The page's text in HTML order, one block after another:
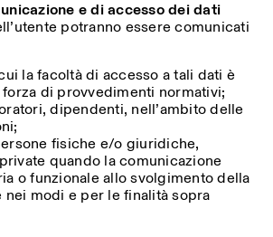
e di accesso dei dati
potranno essere comunicati
la facoltà di accesso a tali dati è
di provvedimenti normativi;
dipendenti, nell’ambito delle
fisiche e/o giuridiche,
quando la comunicazione
o funzionale allo svolgimento della
nei modi e per le finalità sopra